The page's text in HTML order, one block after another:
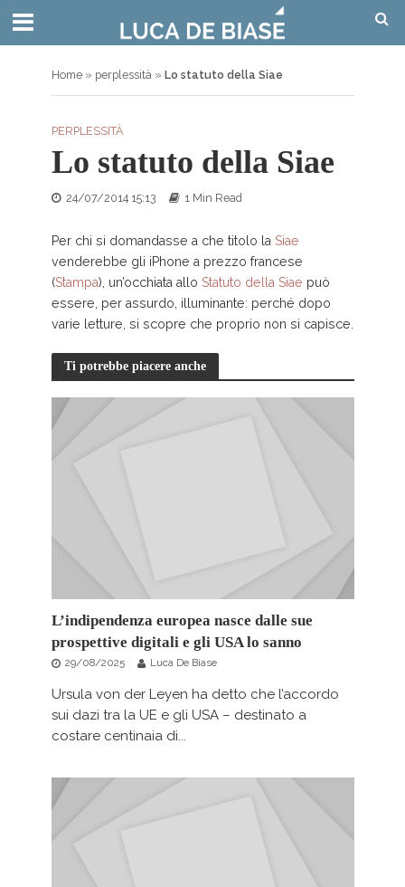
Home» perplessità» Lo statuto della Siae
PERPLESSITÀ
Lo statuto della Siae
24/07/2014 15:13 1 Min Read
Per chi si domandasse a che titolo la Siae
venderebbe gli iPhone a prezzo francese
(Stampa), un’occhiata allo Statuto della Siae può
essere, per assurdo, illuminante: perché dopo
varie letture, si scopre che proprio non si capisce.
Ti potrebbe piacere anche
L’indipendenza europea nasce dalle sue
prospettive digitali e gli USA lo sanno
29/08/2025 Luca De Biase
Ursula von der Leyen ha detto che l’accordo
sui dazi tra la UE e gli USA – destinato a
costare centinaia di...